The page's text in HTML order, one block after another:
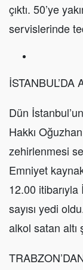
çıktı. 50’ye
servislerinde
Dün
Hakkı
zehirlenmesi
Emniyet
12.00
sayısı yedi
alkol satan altı